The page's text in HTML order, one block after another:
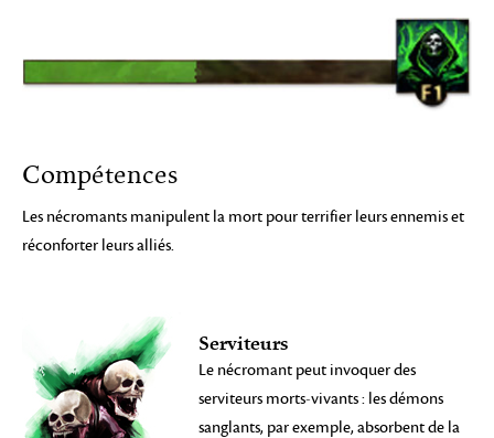
Compétences
Les nécromants manipulent la mort pour terrifier leurs ennemis et
réconforter leurs alliés.
Serviteurs
Le nécromant peut invoquer des
serviteurs morts-vivants : les démons
sanglants, par exemple, absorbent de la